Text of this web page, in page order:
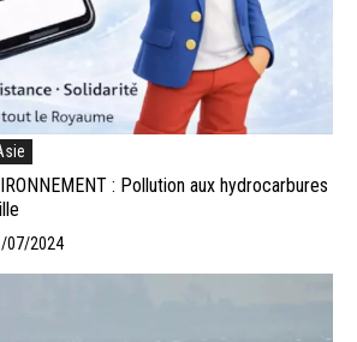
: Pollution aux hydrocarbures
07/2024